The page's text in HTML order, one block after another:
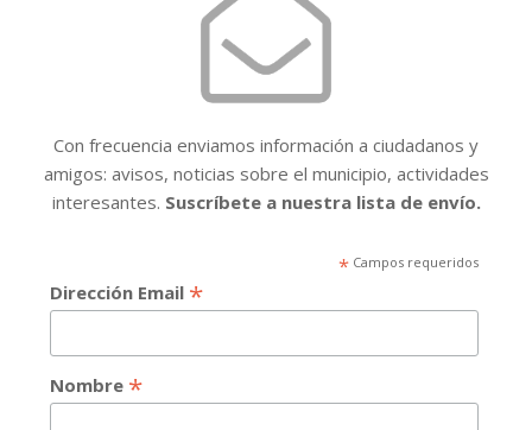
Con frecuencia enviamos información a ciudadanos y
amigos: avisos, noticias sobre el municipio, actividades
interesantes. Suscríbete a nuestra lista de envío.
*Campos requeridos
Dirección Email *
Nombre *